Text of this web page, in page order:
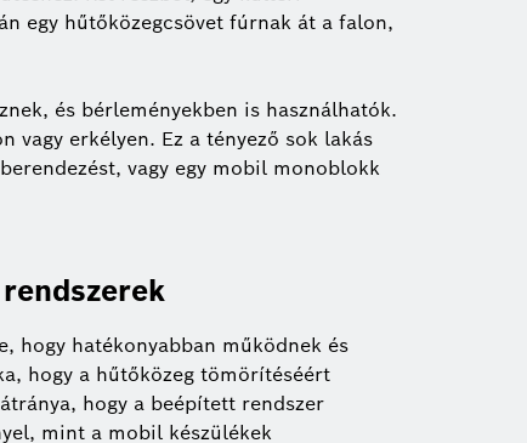
egy hűtőközegcsövet fúrnak át a falon,
és bérleményekben is használhatók.
vagy erkélyen. Ez a tényező sok lakás
vagy egy mobil monoblokk
hogy hatékonyabban működnek és
hogy a hűtőközeg tömörítéséért
hogy a beépített rendszer
mint a mobil készülékek